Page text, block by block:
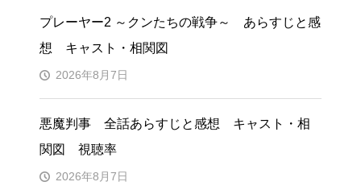
プレーヤー2 ～クンたちの戦争～ あらすじと感
想 キャスト・相関図
2026年8月7日
悪魔判事 全話あらすじと感想 キャスト・相
関図 視聴率
2026年8月7日